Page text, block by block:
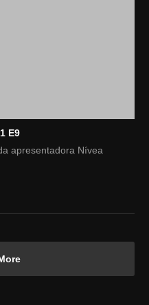
E9
apresentadora Nívea